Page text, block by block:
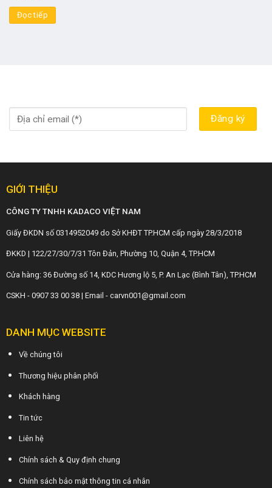
Đọc tiếp
GIỚI THIỆU
CÔNG TY TNHH KADACO VIỆT NAM
Giấy ĐKDN số 0314952049 do Sở KHĐT TP.HCM cấp ngày 28/3/2018
ĐKKD | 122/27/30/7/31 Tôn Đản, Phường 10, Quận 4, TP.HCM
Cửa hàng: 36 Đường số 14, KDC Hương lộ 5, P. An Lạc (Bình Tân), TP.HCM
CSKH - 0907 33 00 38 | Email - carvn001@gmail.com
DANH MỤC WEBSITE
Về chúng tôi
Thương hiệu phân phối
Khách hàng
Tin tức
Liên hệ
Chính sách & Quy định chung
Chính sách bảo mật thông tin cá nhân